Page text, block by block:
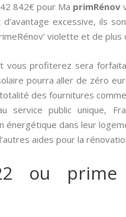
842€ pour Ma primRénov
excessive, ils
violette et de
vous profiterez sera
pourra aller de zéro
des fournitures
service public unique,
énergétique dans leur
aides pour la
ou prime